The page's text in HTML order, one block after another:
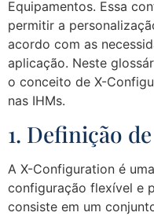
Equipamentos. Essa
permitir a
acordo com as
aplicação. Neste
o conceito de X-
nas IHMs.
1. Definição
A X-Configuration é
configuração flexível e
consiste em um